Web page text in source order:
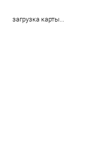
загрузка карты...